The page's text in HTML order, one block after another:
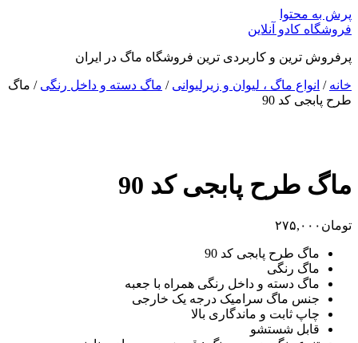
پرش به محتوا
فروشگاه کادو آنلاین
پرفروش ترین و کاربردی ترین فروشگاه ماگ در ایران
خانه / انواع ماگ ، لیوان و زیرلیوانی / ماگ دسته و داخل رنگی / ماگ
طرح پابجی کد 90
ماگ طرح پابجی کد 90
تومان ۲۷۵,۰۰۰
ماگ طرح پابجی کد 90
ماگ رنگی
ماگ دسته و داخل رنگی همراه با جعبه
جنس ماگ سرامیک درجه یک خارجی
چاپ ثابت و ماندگاری بالا
قابل شستشو